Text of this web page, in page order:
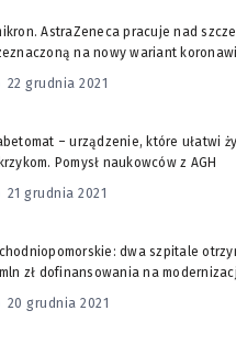
AstraZeneca pracuje nad
na nowy wariant
22 grudnia 2021
– urządzenie, które ułatwi
Pomysł naukowców z AGH
21 grudnia 2021
dwa szpitale
zł dofinansowania na
20 grudnia 2021